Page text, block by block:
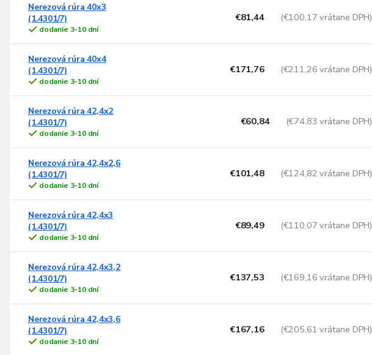
Nerezová rúra 40x3
(1.4301/7)
dodanie 3-10 dní
€81,44 (€100,17 vrátane DPH)
Nerezová rúra 40x4
(1.4301/7)
dodanie 3-10 dní
€171,76 (€211,26 vrátane DPH)
Nerezová rúra 42,4x2
(1.4301/7)
dodanie 3-10 dní
€60,84 (€74,83 vrátane DPH)
Nerezová rúra 42,4x2,6
(1.4301/7)
dodanie 3-10 dní
€101,48 (€124,82 vrátane DPH)
Nerezová rúra 42,4x3
(1.4301/7)
dodanie 3-10 dní
€89,49 (€110,07 vrátane DPH)
Nerezová rúra 42,4x3,2
(1.4301/7)
dodanie 3-10 dní
€137,53 (€169,16 vrátane DPH)
Nerezová rúra 42,4x3,6
(1.4301/7)
dodanie 3-10 dní
€167,16 (€205,61 vrátane DPH)